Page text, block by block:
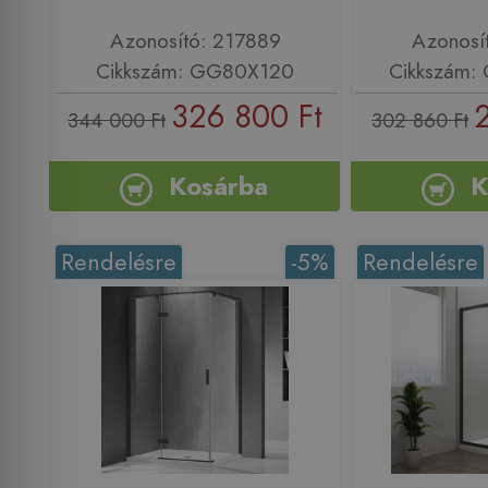
Azonosító: 217889
Cikkszám: GG80X120
344 000 Ft 326 800 Ft
Kosárba
302 860 Ft
-5%
Rendelésre Rendelésre